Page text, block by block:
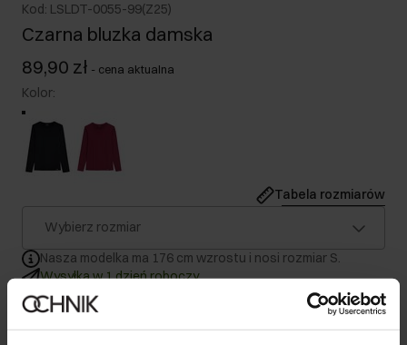
Kod: LSLDT-0055-99(Z25)
Czarna bluzka damska
89,90 zł - cena aktualna
Kolor:
Tabela rozmiarów
Wybierz rozmiar
Nasza modelka ma 176 cm wzrostu i nosi rozmiar S.
Wysyłka w 1 dzień roboczy
Opis produktu